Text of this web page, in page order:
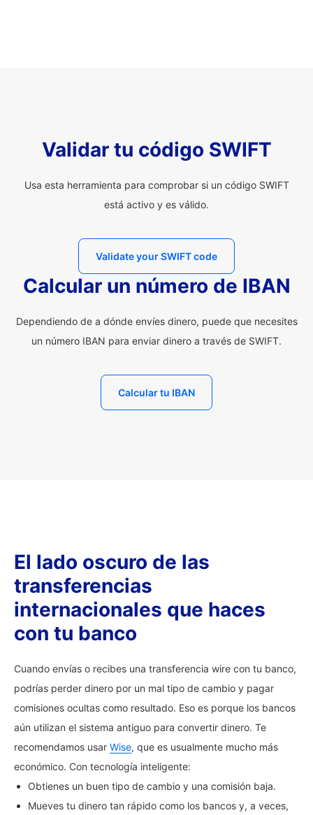
Validar tu código SWIFT
Usa esta herramienta para comprobar si un código SWIFT
está activo y es válido.
Validate your SWIFT code
Calcular un número de IBAN
Dependiendo de a dónde envíes dinero, puede que necesites
un número IBAN para enviar dinero a través de SWIFT.
Calcular tu IBAN
El lado oscuro de las
transferencias
internacionales que haces
con tu banco
Cuando envías o recibes una transferencia wire con tu banco,
podrías perder dinero por un mal tipo de cambio y pagar
comisiones ocultas como resultado. Eso es porque los bancos
aún utilizan el sistema antiguo para convertir dinero. Te
recomendamos usar Wise, que es usualmente mucho más
económico. Con tecnología inteligente:
Obtienes un buen tipo de cambio y una comisión baja.
Mueves tu dinero tan rápido como los bancos y, a veces,